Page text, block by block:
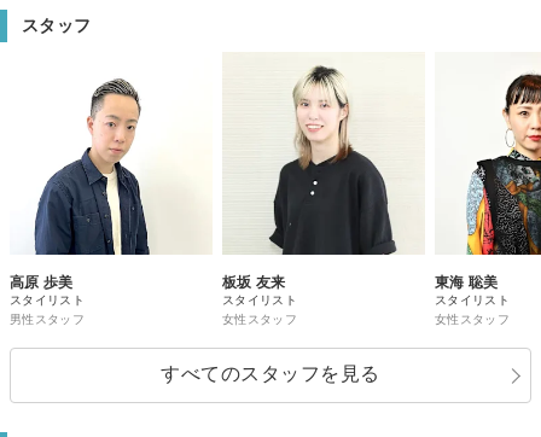
スタッフ
高原 歩美
スタイリスト
男性スタッフ
板坂 友来
スタイリスト
女性スタッフ
東海 聡美
スタイリスト
女性スタッフ
すべてのスタッフを見る